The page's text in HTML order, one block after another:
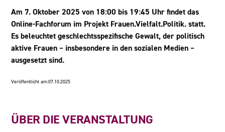
Am 7. Oktober 2025 von 18:00 bis 19:45 Uhr findet das
Online-Fachforum im Projekt Frauen.Vielfalt.Politik. statt.
Es beleuchtet geschlechtsspezifische Gewalt, der politisch
aktive Frauen – insbesondere in den sozialen Medien –
ausgesetzt sind.
Veröffentlicht am:07.10.2025
ÜBER DIE VERANSTALTUNG